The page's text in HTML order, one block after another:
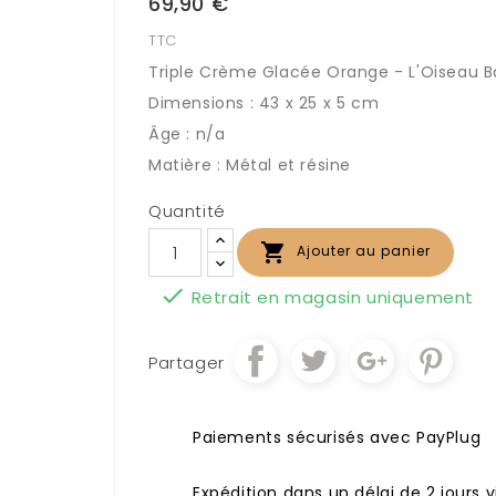
TTC
Triple Crème Glacée Orange - L'Oiseau
Dimensions : 43 x 25 x 5 cm
Âge : n/a
Matière : Métal et résine
Quantité
 Ajouter au panier
 Retrait en magasin uniquement
Partager
Paiements sécurisés avec PayPlug